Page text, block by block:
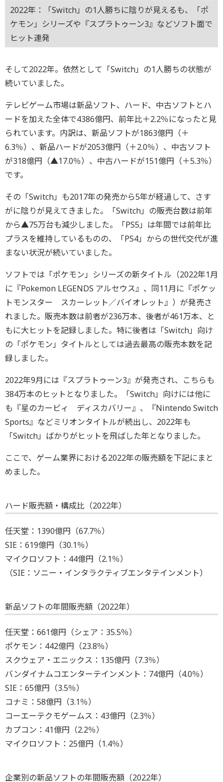
2022年：「Switch」の1人勝ちに陰りが見えるも、「ポ
ケモン」シリーズや『スプラトゥーン3』などソフト面で
ヒット連発
そして2022年。依然として「Switch」の1人勝ちの状態が
続いていました。
テレビゲーム市場は新品ソフト、ハード、中古ソフトとハ
ードを加えた全体で4386億円、前年比＋2.2％になったと見
られています。内訳は、新品ソフトが1863億円（＋
6.3％）、新品ハードが2053億円（＋2.0％）、中古ソフト
が318億円（▲17.0％）、中古ハードが151億円（＋5.3％）
です。
その「Switch」も2017年の発売から5年が経過して、さす
がに陰りが見えてきました。「Switch」の販売台数は前年
から▲75万台も減少しました。「PS5」は年間では前年比
プラスを維持しているものの、「PS4」からの世代交代が進
まない状況が続いていました。
ソフトでは「ポケモン」シリーズの新タイトル（2022年1月
に『Pokemon LEGENDS アルセウス』、同11月に『ポケッ
トモンスター スカーレット／バイオレット』）が発売さ
れました。販売本数は前者が236万本、後者が461万本、と
もに大ヒットを記録しました。特に後者は「Switch」向け
の「ポケモン」タイトルとしては過去最高の販売本数を記
録しました。
2022年9月には『スプラトゥーン3』が発売され、こちらも
384万本のヒットとなりました。「Switch」向けには他に
も『星のカービィ ディスカバリー』、『Nintendo Switch
Sports』などミリオンタイトルが続出し、2022年も
「Switch」ばかりがヒットを飛ばした年となりました。
ここで、ゲーム業界における2022年の販売額を下記にまと
めました。
ハード販売額・構成比（2022年）
任天堂：1390億円（67.7％）
SIE：619億円（30.1％）
マイクロソフト：44億円（2.1％）
（SIE：ソニー・インタラクティブエンタテインメント）
新品ソフトの年間販売額（2022年）
任天堂：661億円（シェア：35.5％）
ポケモン：442億円（23.8％）
スクウェア・エニックス：135億円（7.3％）
バンダイナムコエンターテインメント：74億円（4.0％）
SIE：65億円（3.5％）
コナミ：58億円（3.1％）
コーエーテクモゲームス：43億円（2.3％）
カプコン：41億円（2.2％）
マイクロソフト：25億円（1.4％）
企業別の新品ソフトの年間販売額（2022年）